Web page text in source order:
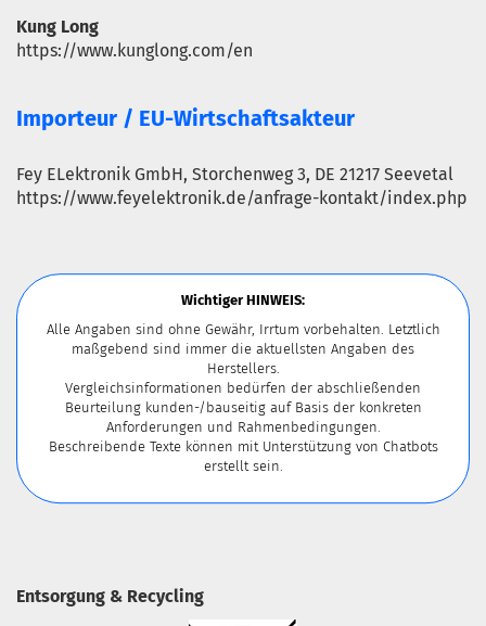
Kung Long
https://www.kunglong.com/en
Importeur / EU-Wirtschaftsakteur
Fey ELektronik GmbH, Storchenweg 3, DE 21217 Seevetal
https://www.feyelektronik.de/anfrage-kontakt/index.php
Wichtiger HINWEIS:
Alle Angaben sind ohne Gewähr, Irrtum vorbehalten. Letztlich
maßgebend sind immer die aktuellsten Angaben des
Herstellers.
Vergleichsinformationen bedürfen der abschließenden
Beurteilung kunden-/bauseitig auf Basis der konkreten
Anforderungen und Rahmenbedingungen.
Beschreibende Texte können mit Unterstützung von Chatbots
erstellt sein.
Entsorgung & Recycling